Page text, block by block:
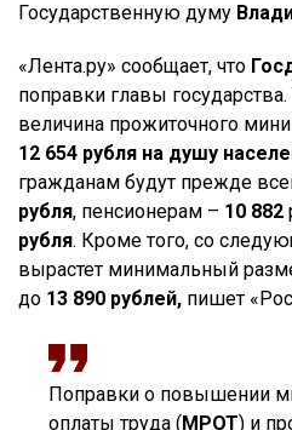
Государственную думу
«Лента.ру» сообщает, что
поправки главы
величина прожиточного
12 654 рубля на душу
гражданам будут прежде
рубля, пенсионерам – 10 882
рубля. Кроме того, со
вырастет минимальный
до 13 890 рублей, пишет
Поправки о повышении
оплаты труда (МРОТ) и